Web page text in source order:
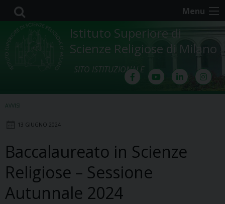
Skip
content
Menu
Istituto Superiore di
Scienze Religiose di Milano
SITO ISTITUZIONALE
AVVISI
13 GIUGNO 2024
Baccalaureato in Scienze
Religiose – Sessione
Autunnale 2024